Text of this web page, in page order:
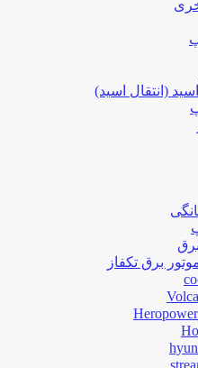
(انتقال اسید)
برق تکفاز